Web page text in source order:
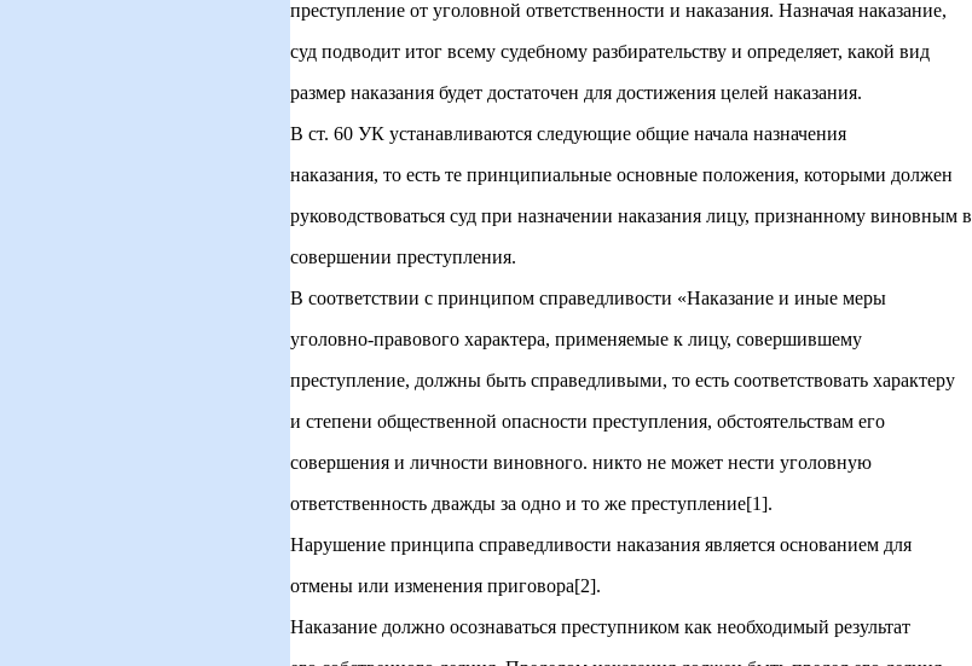
преступление от уголовной ответственности и наказания. Назначая наказание,
суд подводит итог всему судебному разбирательству и определяет, какой вид
размер наказания будет достаточен для достижения целей наказания.
В ст. 60 УК устанавливаются следующие общие начала назначения
наказания, то есть те принципиальные основные положения, которыми должен
руководствоваться суд при назначении наказания лицу, признанному виновным в
совершении преступления.
В соответствии с принципом справедливости «Наказание и иные меры
уголовно-правового характера, применяемые к лицу, совершившему
преступление, должны быть справедливыми, то есть соответствовать характеру
и степени общественной опасности преступления, обстоятельствам его
совершения и личности виновного. никто не может нести уголовную
ответственность дважды за одно и то же преступление[1].
Нарушение принципа справедливости наказания является основанием для
отмены или изменения приговора[2].
Наказание должно осознаваться преступником как необходимый результат